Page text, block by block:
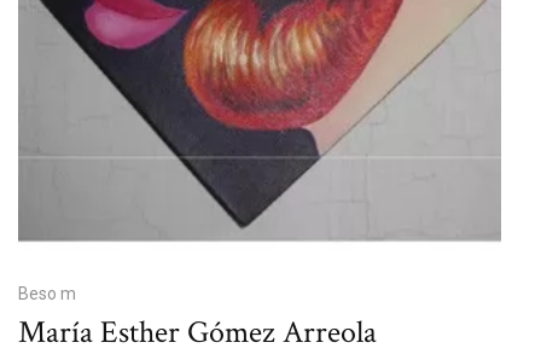
Beso m
María Esther Gómez Arreola